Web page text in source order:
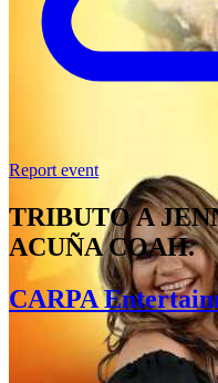
Report event
TRIBUTO A
ACUÑA COAH.
CARPA